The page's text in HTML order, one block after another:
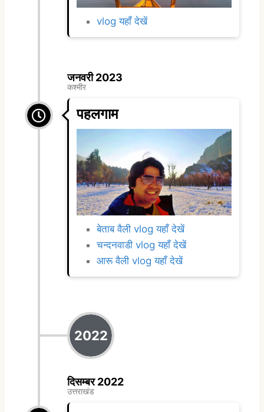
vlog यहाँ देखें
जनवरी 2023
कश्मीर
पहलगाम
बेताब वैली vlog यहाँ देखें
चन्दनवाडी vlog यहाँ देखें
आरू वैली vlog यहाँ देखें
2022
दिसम्बर 2022
उत्तराखंड